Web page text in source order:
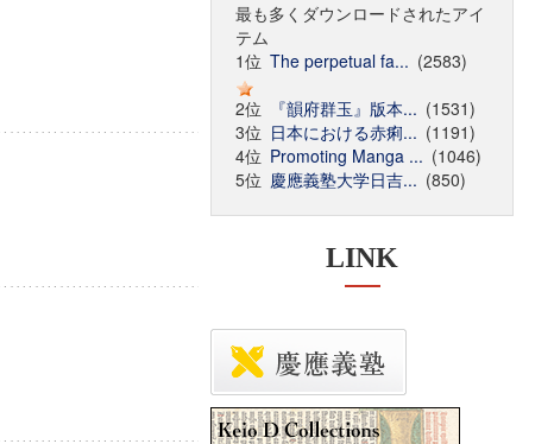
最も多くダウンロードされたアイ
テム
1位 The perpetual fa... (2583)
2位
『韻府群玉』版本... (1531)
3位 日本における赤痢... (1191)
4位 Promoting Manga ... (1046)
5位 慶應義塾大学日吉... (850)
LINK